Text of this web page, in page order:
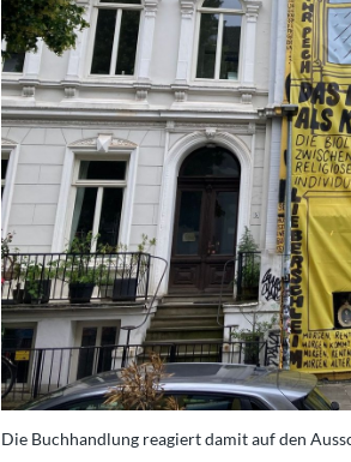
Die Buchhandlung reagiert damit auf den